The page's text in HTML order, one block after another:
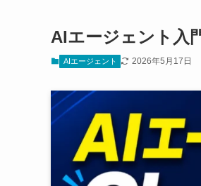
AIエージェント入
AIエージェント 2026年5月17日